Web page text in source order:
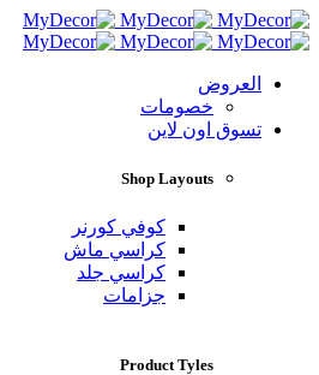
العروض
خصومات
تسوق اون لاين
Shop Layouts
كوفي كورنر
كراسي ماش
كراسي جلد
جزامات
Product Tyles